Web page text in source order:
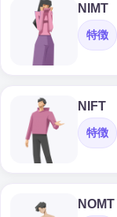
NIMT
特徴
NIFT
特徴
NOMT